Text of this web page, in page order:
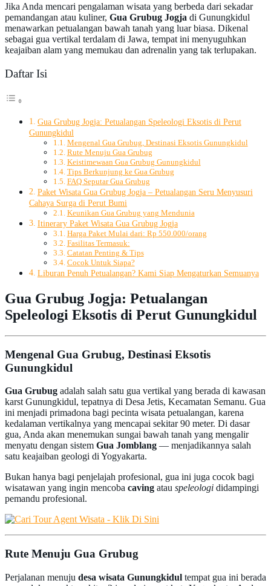
Jika Anda mencari pengalaman wisata yang berbeda dari sekadar
pemandangan atau kuliner, Gua Grubug Jogja di Gunungkidul
menawarkan petualangan bawah tanah yang luar biasa. Dikenal
sebagai gua vertikal terdalam di Jawa, tempat ini menyuguhkan
keajaiban alam yang memukau dan adrenalin yang tak terlupakan.
Daftar Isi
Gua Grubug Jogja: Petualangan Speleologi Eksotis di Perut
Gunungkidul
Mengenal Gua Grubug, Destinasi Eksotis Gunungkidul
Rute Menuju Gua Grubug
Keistimewaan Gua Grubug Gunungkidul
Tips Berkunjung ke Gua Grubug
FAQ Seputar Gua Grubug
Paket Wisata Gua Grubug Jogja – Petualangan Seru Menyusuri
Cahaya Surga di Perut Bumi
Keunikan Gua Grubug yang Mendunia
Itinerary Paket Wisata Gua Grubug Jogja
Harga Paket Mulai dari: Rp 550.000/orang
Fasilitas Termasuk:
Catatan Penting & Tips
Cocok Untuk Siapa?
Liburan Penuh Petualangan? Kami Siap Mengaturkan Semuanya
Gua Grubug Jogja: Petualangan
Speleologi Eksotis di Perut Gunungkidul
Mengenal Gua Grubug, Destinasi Eksotis
Gunungkidul
Gua Grubug adalah salah satu gua vertikal yang berada di kawasan
karst Gunungkidul, tepatnya di Desa Jetis, Kecamatan Semanu. Gua
ini menjadi primadona bagi pecinta wisata petualangan, karena
kedalaman vertikalnya yang mencapai sekitar 90 meter. Di dasar
gua, Anda akan menemukan sungai bawah tanah yang mengalir
menyatu dengan sistem Gua Jomblang — menjadikannya salah
satu keajaiban geologi di Yogyakarta.
Bukan hanya bagi penjelajah profesional, gua ini juga cocok bagi
wisatawan yang ingin mencoba caving atau speleologi didampingi
pemandu profesional.
Rute Menuju Gua Grubug
Perjalanan menuju desa wisata Gunungkidul tempat gua ini berada